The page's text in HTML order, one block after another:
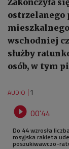
Zakończyła
ostrzelanego
wschodniej
służby
osób, w tym
AUDIO 1
 00'44
Do 44 wzrosła
rosyjska rakieta
poszukiwawczo-